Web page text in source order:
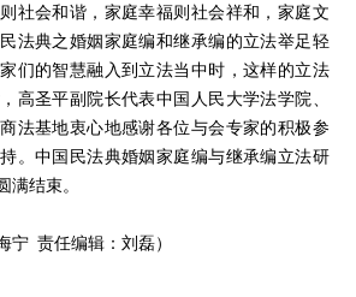
家庭编。有学者认为，共同遗嘱的立法应
第一，《民法典·继承编（草案）》第934
规定较原则，应当作操作性强的具体规定。
协议看待遗产归扣制度，应当反映出家庭
三，应当规定遗产归扣制度。第四，遗嘱
民法典还是归入特别法值得商榷。有学者
制度。有学者认为，《民法典·继承编（草
考虑。